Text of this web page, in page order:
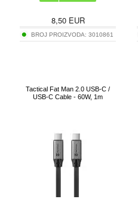
8,50EUR
BROJ PROIZVODA:3010861
Tactical Fat Man 2.0 USB-C /
USB-C Cable - 60W, 1m